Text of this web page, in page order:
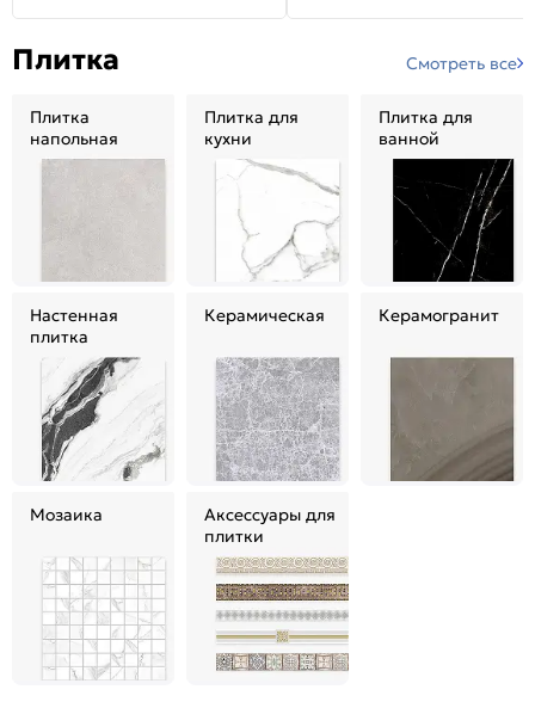
Плитка Смотреть все
Плитка
напольная
Плитка для
кухни
Плитка для
ванной
Настенная
плитка
Керамическая Керамогранит
Мозаика
Аксессуары для
плитки